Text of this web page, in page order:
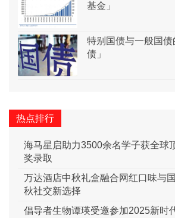
基金」
特别国债与一般国债
债」
热点排行
海马星启助力3500余名学子获全球
奖录取
万达酒店中秋礼盒融合网红口味与
秋社交新选择
倡导者生物谭瑛受邀参加2025新时